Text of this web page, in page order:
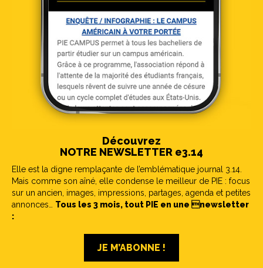
Découvrez
NOTRE NEWSLETTER e3.14
Elle est la digne remplaçante de l’emblématique journal 3.14.
Mais comme son aîné, elle condense le meilleur de PIE : focus
sur un ancien, images, impressions, partages, agenda et petites
annonces… Tous les 3 mois, tout PIE en une newsletter
:
JE M’ABONNE !